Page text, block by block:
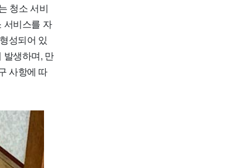
청소 서비
서비스를 자
성되어 있
발생하며, 만
사항에 따